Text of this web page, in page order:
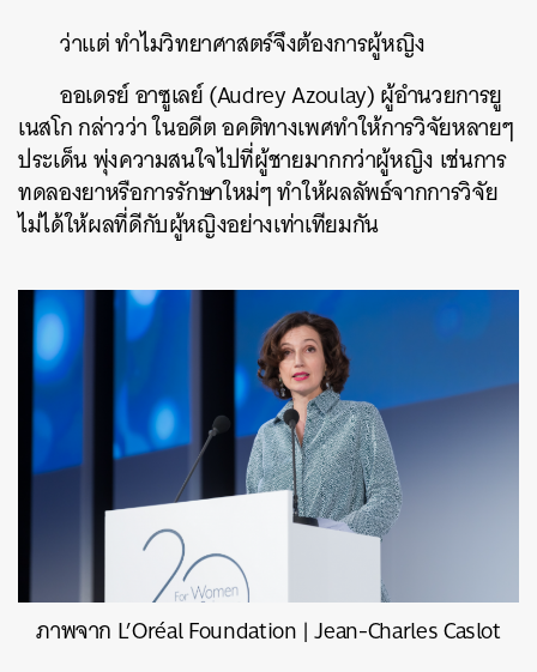
ว่าแต่ ทำไมวิทยาศาสตร์จึงต้องการผู้หญิง
ออเดรย์ อาซูเลย์ (Audrey Azoulay) ผู้อำนวยการยู
เนสโก กล่าวว่า ในอดีต อคติทางเพศทำให้การวิจัยหลายๆ
ประเด็น พุ่งความสนใจไปที่ผู้ชายมากกว่าผู้หญิง เช่นการ
ทดลองยาหรือการรักษาใหม่ๆ ทำให้ผลลัพธ์จากการวิจัย
ไม่ได้ให้ผลที่ดีกับผู้หญิงอย่างเท่าเทียมกัน
ภาพจาก L’Oréal Foundation | Jean-Charles Caslot